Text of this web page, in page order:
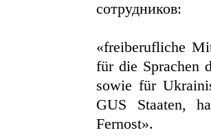
сотрудников:
«freiberufliche
für die Sprachen
sowie für
GUS Staaten,
Fernost».